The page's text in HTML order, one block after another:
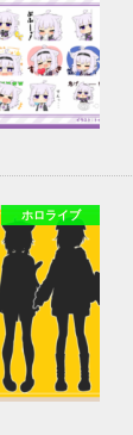
ホロライブ